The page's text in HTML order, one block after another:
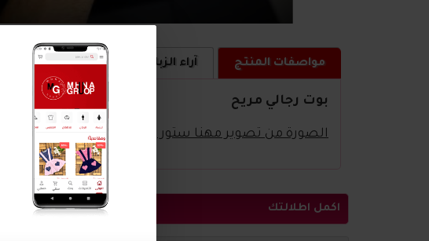
مواصفات المنتج آراء الزبائن كيف اشتري ؟
بوت رجالي مريح
الصورة من تصوير مهنا ستور
اكمل اطلالتك